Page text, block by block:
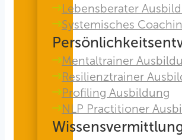
Lebensberater
Systemisches
Mentaltrainer
Resilienztrainer
Profiling Ausbildung
NLP Practitioner